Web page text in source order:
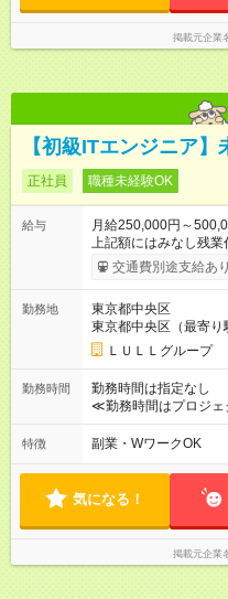
なし残業代を含みま
別途支給いたします
掲載元企業
【初級ITエンジニア】
正社員 職種未経験OK
給与
月給250,000円～
上記額にはみなし残
ます。 みなし残業代
万円～＋業績賞与＋
万6，610円分）を含
キルを考慮し初任給を
す！ ◎昇給年1回（研修終了後） ◎賞与年2回（2月・8月）＋業
績賞与あり ◤スキルアップも、収入アップも。◢ 入社後の成長
や頑張りは、しっかり
上アップした社員も。 エンジニアへの還元率は業界高水準の
87％。 スキルを磨い
す！ 【試用期間】試用期間あり 試用期間の長さ：6ヶ月 ※ 雇用
形態と給与に、本採
中途採用（契約社員）
なし残業代を含みま
別途支給いたします
交通費別途支給あり
勤務地
東京都中央区
東京都中央区（最寄り
ＬＵＬＬグループ
勤務時間
勤務時間は指定なし
≪勤務時間はプロジェ
分～19時00分（休憩1
間） ＼平日夜も、ちゃんと「自分時間」がつくれます／ 残業は
やサウナなど、 趣味
特徴 副業・WワークOK
気になる！
掲載元企業